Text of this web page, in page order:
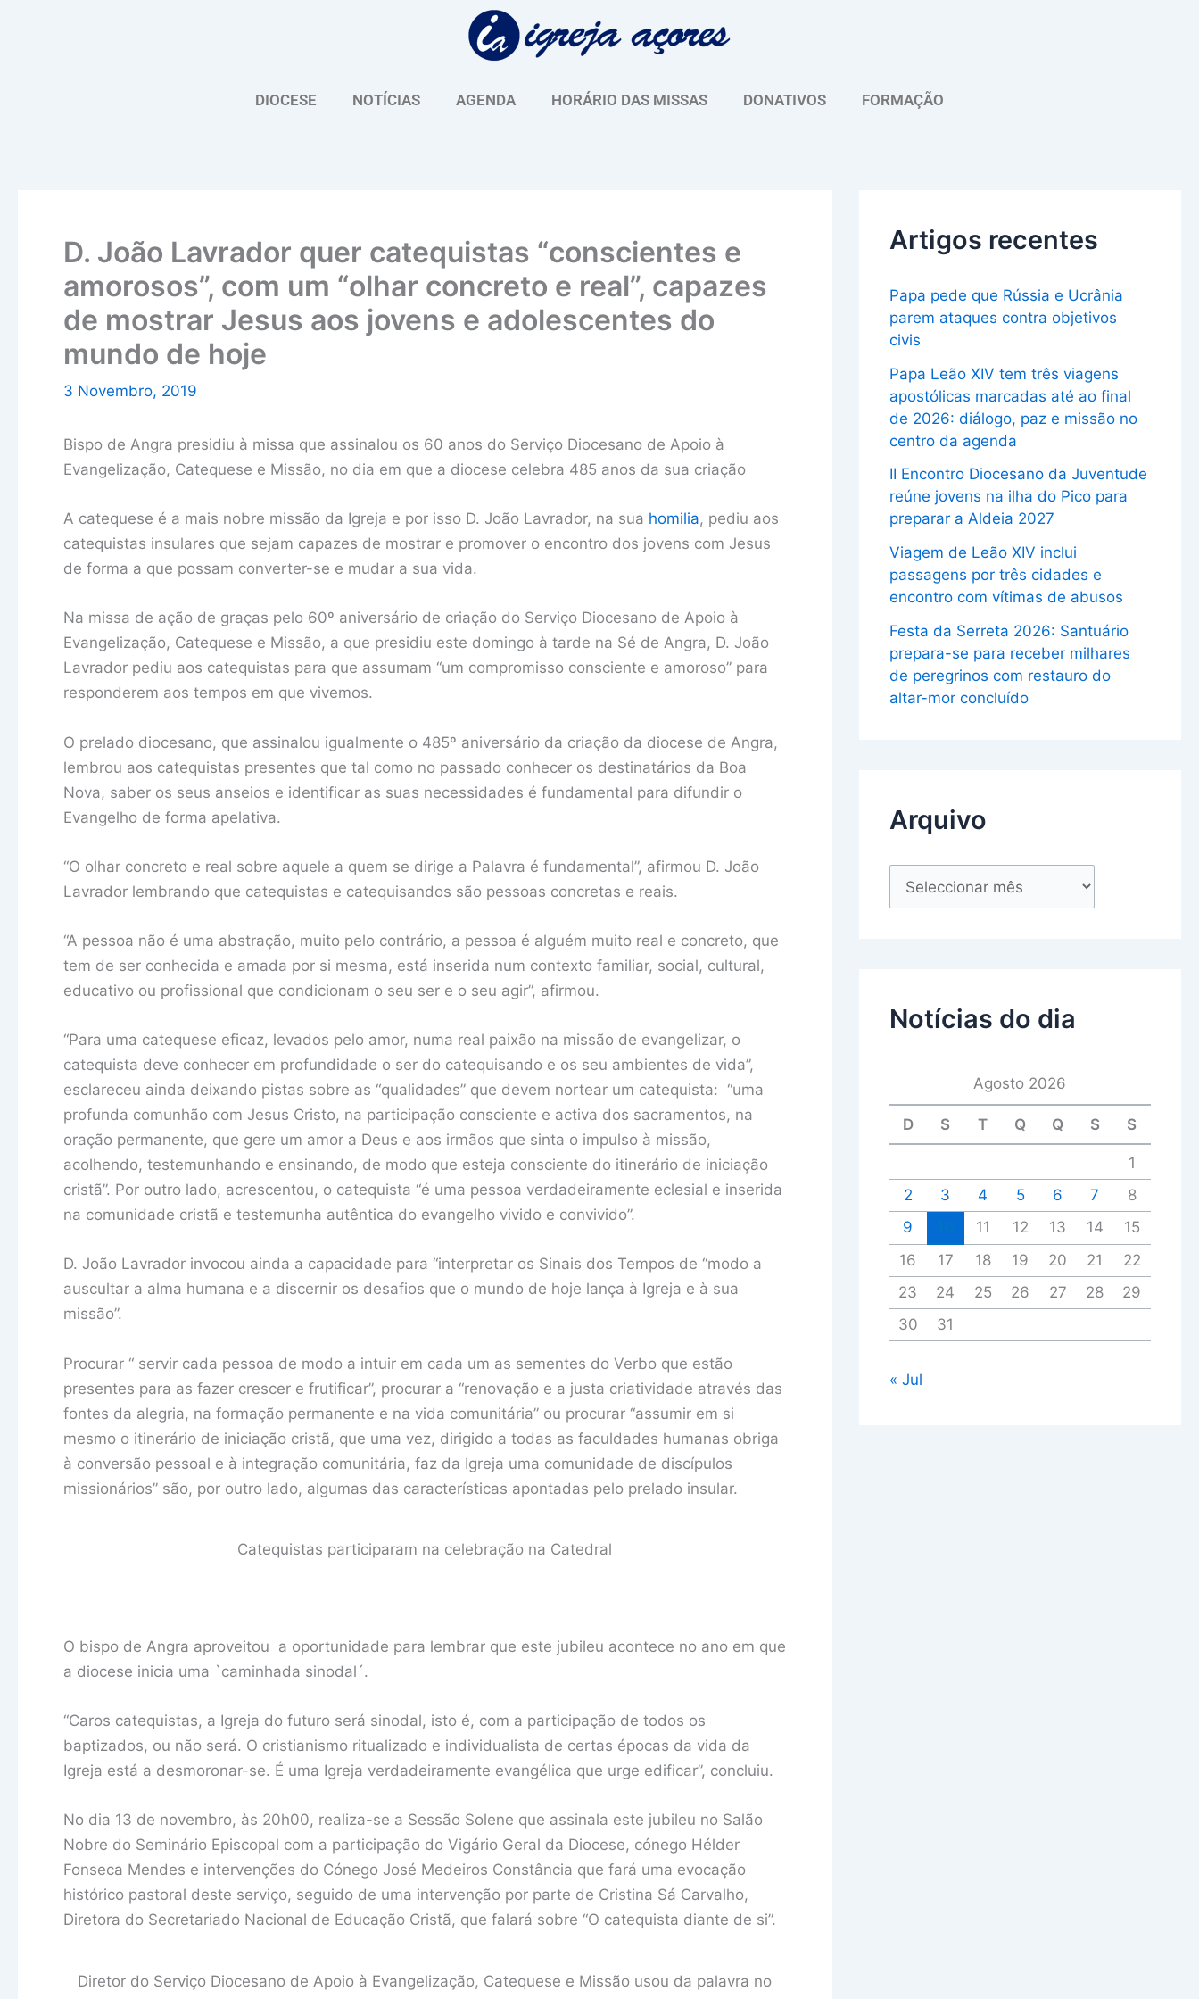
DIOCESE NOTÍCIAS AGENDA HORÁRIO DAS MISSAS DONATIVOS FORMAÇÃO
D. João Lavrador quer catequistas “conscientes e
amorosos”, com um “olhar concreto e real”, capazes
de mostrar Jesus aos jovens e adolescentes do
mundo de hoje
3 Novembro, 2019
Bispo de Angra presidiu à missa que assinalou os 60 anos do Serviço Diocesano de Apoio à
Evangelização, Catequese e Missão, no dia em que a diocese celebra 485 anos da sua criação
A catequese é a mais nobre missão da Igreja e por isso D. João Lavrador, na sua homilia, pediu aos
catequistas insulares que sejam capazes de mostrar e promover o encontro dos jovens com Jesus
de forma a que possam converter-se e mudar a sua vida.
Na missa de ação de graças pelo 60º aniversário de criação do Serviço Diocesano de Apoio à
Evangelização, Catequese e Missão, a que presidiu este domingo à tarde na Sé de Angra, D. João
Lavrador pediu aos catequistas para que assumam “um compromisso consciente e amoroso” para
responderem aos tempos em que vivemos.
O prelado diocesano, que assinalou igualmente o 485º aniversário da criação da diocese de Angra,
lembrou aos catequistas presentes que tal como no passado conhecer os destinatários da Boa
Nova, saber os seus anseios e identificar as suas necessidades é fundamental para difundir o
Evangelho de forma apelativa.
“O olhar concreto e real sobre aquele a quem se dirige a Palavra é fundamental”, afirmou D. João
Lavrador lembrando que catequistas e catequisandos são pessoas concretas e reais.
“A pessoa não é uma abstração, muito pelo contrário, a pessoa é alguém muito real e concreto, que
tem de ser conhecida e amada por si mesma, está inserida num contexto familiar, social, cultural,
educativo ou profissional que condicionam o seu ser e o seu agir”, afirmou.
“Para uma catequese eficaz, levados pelo amor, numa real paixão na missão de evangelizar, o
catequista deve conhecer em profundidade o ser do catequisando e os seu ambientes de vida”,
esclareceu ainda deixando pistas sobre as “qualidades” que devem nortear um catequista: “uma
profunda comunhão com Jesus Cristo, na participação consciente e activa dos sacramentos, na
oração permanente, que gere um amor a Deus e aos irmãos que sinta o impulso à missão,
acolhendo, testemunhando e ensinando, de modo que esteja consciente do itinerário de iniciação
cristã”. Por outro lado, acrescentou, o catequista “é uma pessoa verdadeiramente eclesial e inserida
na comunidade cristã e testemunha autêntica do evangelho vivido e convivido”.
D. João Lavrador invocou ainda a capacidade para “interpretar os Sinais dos Tempos de “modo a
auscultar a alma humana e a discernir os desafios que o mundo de hoje lança à Igreja e à sua
missão”.
Procurar “ servir cada pessoa de modo a intuir em cada um as sementes do Verbo que estão
presentes para as fazer crescer e frutificar”, procurar a “renovação e a justa criatividade através das
fontes da alegria, na formação permanente e na vida comunitária” ou procurar “assumir em si
mesmo o itinerário de iniciação cristã, que uma vez, dirigido a todas as faculdades humanas obriga
à conversão pessoal e à integração comunitária, faz da Igreja uma comunidade de discípulos
missionários” são, por outro lado, algumas das características apontadas pelo prelado insular.
Catequistas participaram na celebração na Catedral
O bispo de Angra aproveitou a oportunidade para lembrar que este jubileu acontece no ano em que
a diocese inicia uma `caminhada sinodal´.
“Caros catequistas, a Igreja do futuro será sinodal, isto é, com a participação de todos os
baptizados, ou não será. O cristianismo ritualizado e individualista de certas épocas da vida da
Igreja está a desmoronar-se. É uma Igreja verdadeiramente evangélica que urge edificar”, concluiu.
No dia 13 de novembro, às 20h00, realiza-se a Sessão Solene que assinala este jubileu no Salão
Nobre do Seminário Episcopal com a participação do Vigário Geral da Diocese, cónego Hélder
Fonseca Mendes e intervenções do Cónego José Medeiros Constância que fará uma evocação
histórico pastoral deste serviço, seguido de uma intervenção por parte de Cristina Sá Carvalho,
Diretora do Secretariado Nacional de Educação Cristã, que falará sobre “O catequista diante de si”.
Diretor do Serviço Diocesano de Apoio à Evangelização, Catequese e Missão usou da palavra no
Artigos recentes
Papa pede que Rússia e Ucrânia
parem ataques contra objetivos
civis
Papa Leão XIV tem três viagens
apostólicas marcadas até ao final
de 2026: diálogo, paz e missão no
centro da agenda
II Encontro Diocesano da Juventude
reúne jovens na ilha do Pico para
preparar a Aldeia 2027
Viagem de Leão XIV inclui
passagens por três cidades e
encontro com vítimas de abusos
Festa da Serreta 2026: Santuário
prepara-se para receber milhares
de peregrinos com restauro do
altar-mor concluído
Arquivo
u
Notícias do dia
Agosto 2026
D S T Q Q S S
1
2
3 4 5 6 7
8
9
11 12 13 14
15
16
17 18 19 20 21
22
23
24 25 26 27 28
29
30
31
« Jul